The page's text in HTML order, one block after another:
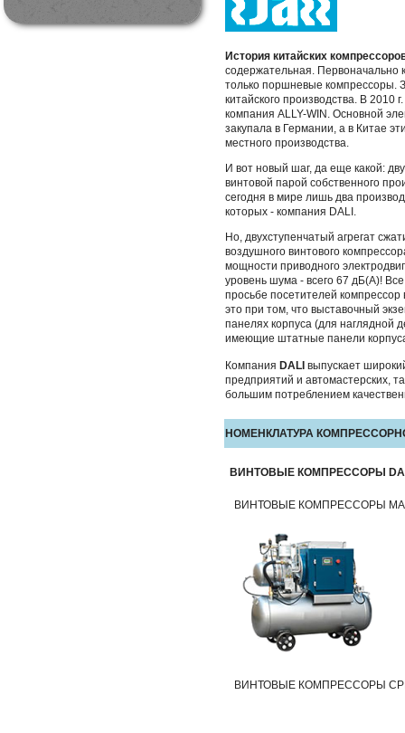
История китайских
содержательная. Первоначально
только поршневые компрессоры.
китайского производства. В 2010
компания ALLY-WIN. Основной
закупала в Германии, а в Китае
местного производства.
И вот новый шаг, да еще какой:
винтовой парой собственного
сегодня в мире лишь два
которых - компания DALI.
Но, двухступенчатый агрегат
воздушного винтового
мощности приводного
уровень шума - всего 67 дБ(А)!
просьбе посетителей
это при том, что выставочный
панелях корпуса (для наглядной
имеющие штатные панели
Компания DALI выпускает
предприятий и автомастерских,
большим потреблением
НОМЕНКЛАТУРА
ВИНТОВЫЕ КОМПРЕССОРЫ
ВИНТОВЫЕ КОМПРЕССОРЫ
ВИНТОВЫЕ КОМПРЕССОРЫ